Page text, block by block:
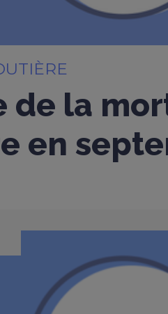
de la
en